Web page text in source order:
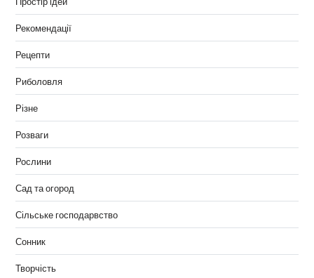
Рекомендації
Рецепти
Риболовля
Різне
Розваги
Рослини
Сад та огород
Сільське господарвство
Сонник
Творчість